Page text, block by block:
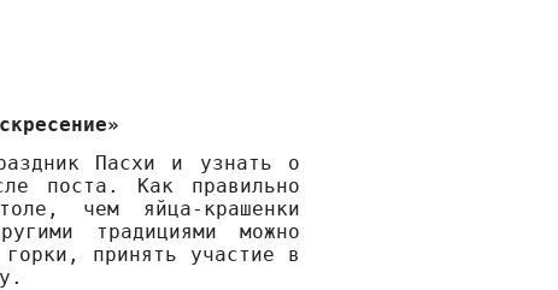
Пасхи и узнать о
поста. Как правильно
чем яйца-крашенки
традициями можно
принять участие в